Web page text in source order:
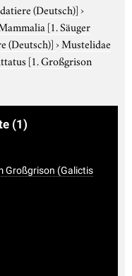
(Deutsch)]›
[1. Säuger
(Deutsch)]›Mustelidae
[1. Großgrison
(1)
Großgrison (Galictis